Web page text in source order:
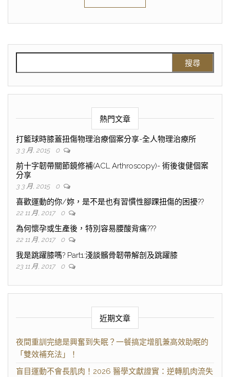
熱門文章
打籃球時膝蓋扭傷物理治療個案分享-全人物理治療所
3 3 月, 2015 0
前十字韌帶關節鏡修補(ACL Arthroscopy)- 術後復健個案
分享
3 3 月, 2015 0
喜歡運動的你/妳，是不是也有習慣性腳踝扭傷的困擾??
22 11 月, 2017 0
為何懷孕或生產後，特別容易腰酸背痛???
22 11 月, 2017 0
我是跳躍膝嗎? Part1:淺談髕骨韌帶解剖及跳躍膝
23 11 月, 2017 0
近期文章
夜間重訓完總是興奮到失眠？一餐搞定增肌兼高效助眠的
「雙效補充法」！
盲目運動不會長肌肉！2026 醫學文獻證實：逆轉肌肉流失